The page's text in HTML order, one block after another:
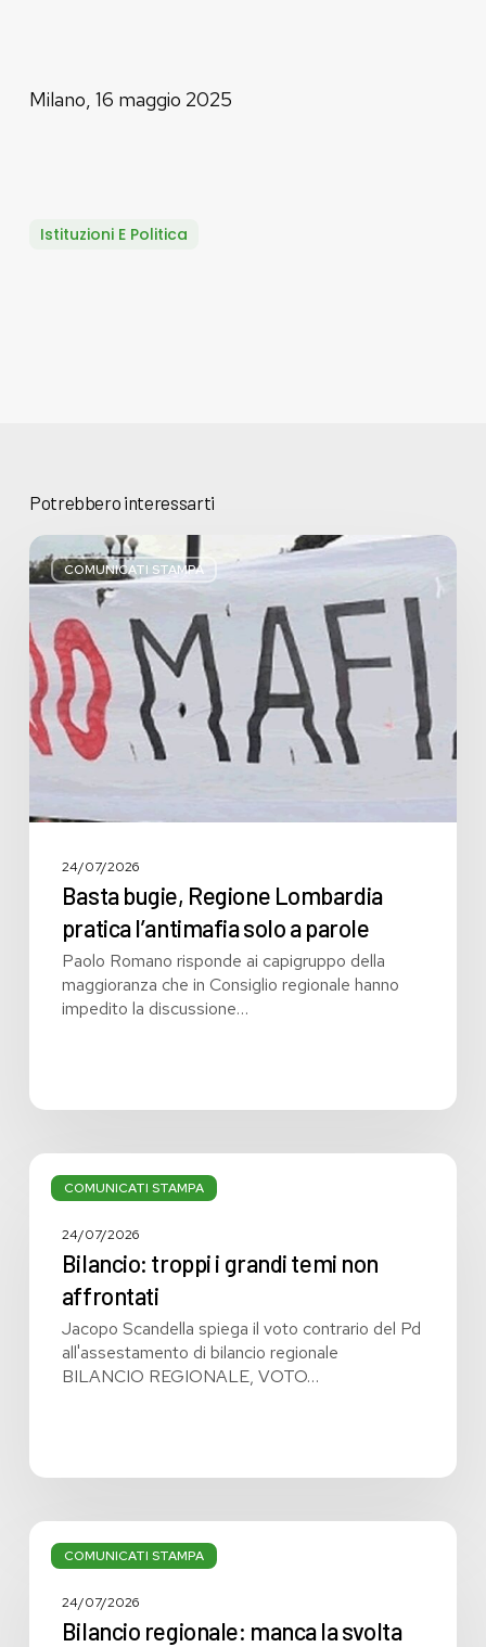
Milano, 16 maggio 2025
Istituzioni E Politica
Potrebbero interessarti
COMUNICATI STAMPA
Basta
bugie,
Regione
Lombardia
pratica
l’antimafia
solo
a
parole
24/07/2026
Basta bugie, Regione Lombardia
pratica l’antimafia solo a parole
Paolo Romano risponde ai capigruppo della
maggioranza che in Consiglio regionale hanno
impedito la discussione…
COMUNICATI STAMPA
Bilancio:
troppi
grandi
affrontati
24/07/2026
Bilancio: troppi i grandi temi non
affrontati
Jacopo Scandella spiega il voto contrario del Pd
all'assestamento di bilancio regionale
BILANCIO REGIONALE, VOTO…
COMUNICATI STAMPA
Bilancio
regionale:
svolta
24/07/2026
Bilancio regionale: manca la svolta